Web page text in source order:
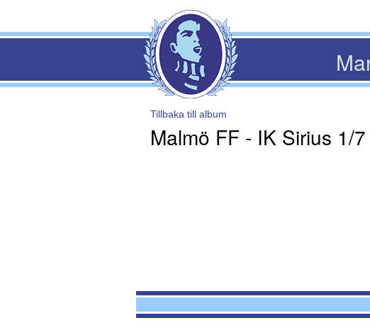
Malmö FF - IK Sirius 1/7
Tillbaka till album